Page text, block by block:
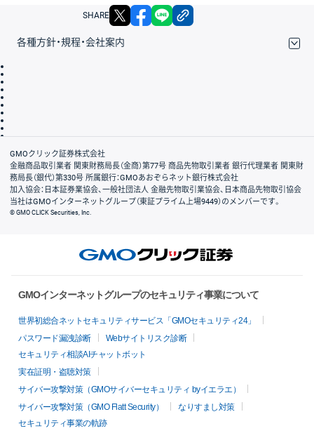
SHARE X facebook
各種方針・規程・会社案内
会社案内
GMOクリック証券株式会社
金融商品取引業者 関東財務局長（金商）第77号 商品先物取引業者 銀行代理業者 関東財
務局長（銀代）第330号 所属銀行：GMOあおぞらネット銀行株式会社
加入協会：日本証券業協会、一般社団法人 金融先物取引業協会、日本商品先物取引協会
当社はGMOインターネットグループ（東証プライム上場9449）のメンバーです。
© GMO CLICK Securities, Inc.
GMOインターネットグループのセキュリティ事業について
世界初総合ネットセキュリティサービス「GMOセキュリティ24」
パスワード漏洩診断
Webサイトリスク診断
セキュリティ相談AIチャットボット
実在証明・盗聴対策
サイバー攻撃対策（GMOサイバーセキュリティ byイエラエ）
サイバー攻撃対策（GMO Flatt Security）
なりすまし対策
セキュリティ事業の軌跡